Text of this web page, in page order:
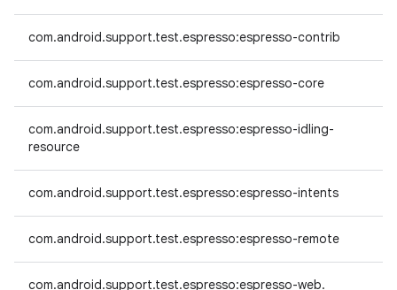
com.android.support.test.espresso:espresso-contrib
com.android.support.test.espresso:espresso-core
com.android.support.test.espresso:espresso-idling-
resource
com.android.support.test.espresso:espresso-intents
com.android.support.test.espresso:espresso-remote
com.android.support.test.espresso:espresso-web.